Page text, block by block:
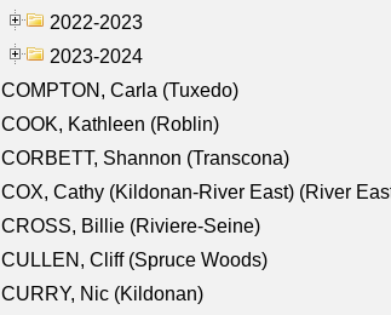
2022-2023
2023-2024
COMPTON, Carla (Tuxedo)
COOK, Kathleen (Roblin)
CORBETT, Shannon (Transcona)
COX, Cathy (Kildonan-River East) (River
CROSS, Billie (Riviere-Seine)
CULLEN, Cliff (Spruce Woods)
CURRY, Nic (Kildonan)